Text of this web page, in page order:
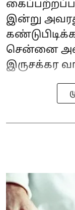
இன்று
சென்னை
இருசக்கர